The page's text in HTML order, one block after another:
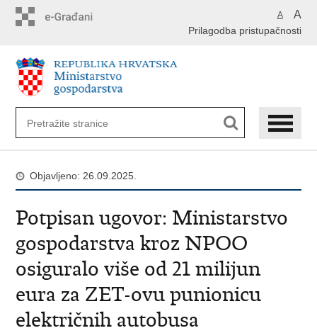
A A
Prilagodba pristupačnosti
Objavljeno: 26.09.2025.
Potpisan ugovor: Ministarstvo
gospodarstva kroz NPOO
osiguralo više od 21 milijun
eura za ZET-ovu punionicu
električnih autobusa